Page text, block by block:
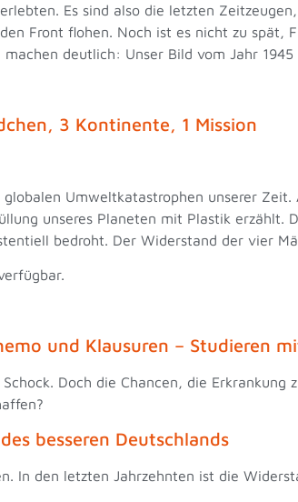
Es sind also die letzten
Front flohen. Noch ist es nicht zu spät,
deutlich: Unser Bild vom Jahr
3 Kontinente, 1 Mission
Umweltkatastrophen unserer Zeit.
unseres Planeten mit Plastik erzählt.
bedroht. Der Widerstand der vier
und Klausuren – Studieren
Doch die Chancen, die Erkrankung
besseren Deutschlands
In den letzten Jahrzehnten ist die